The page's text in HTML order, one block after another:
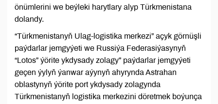
önümlerini we beýleki harytlary alyp Türkmenistana
dolandy.
“Türkmenistanyň Ulag-logistika merkezi” açyk görnüşli
paýdarlar jemgyýeti we Russiýa Federasiýasynyň
“Lotos” ýörite ykdysady zolagy” paýdarlar jemgyýeti
geçen ýylyň ýanwar aýynyň ahyrynda Astrahan
oblastynyň ýörite port ykdysady zolagynda
Türkmenistanyň logistika merkezini döretmek boýunça